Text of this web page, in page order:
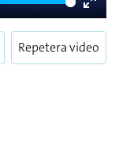
Enter
Repetera video